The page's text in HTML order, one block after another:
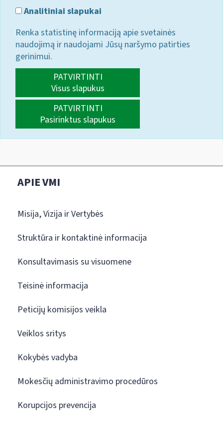
Analitiniai slapukai
Renka statistinę informaciją apie svetainės
naudojimą ir naudojami Jūsų naršymo patirties
gerinimui.
PATVIRTINTI
Visus slapukus
PATVIRTINTI
Pasirinktus slapukus
APIE VMI
Misija, Vizija ir Vertybės
Struktūra ir kontaktinė informacija
Konsultavimasis su visuomene
Teisinė informacija
Peticijų komisijos veikla
Veiklos sritys
Kokybės vadyba
Mokesčių administravimo procedūros
Korupcijos prevencija